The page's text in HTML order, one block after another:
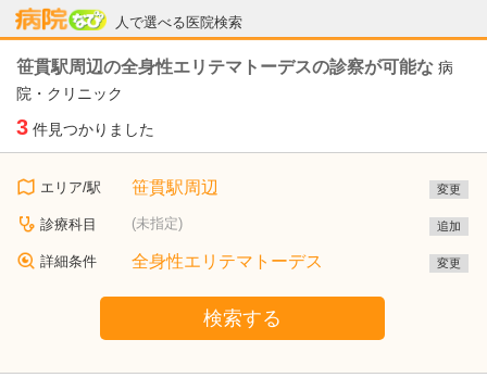
人で選べる医院検索
病院なび
笹貫駅周辺の全身性エリテマトーデスの診察が可能な 病
院・クリニック
3 件見つかりました
エリア/駅 笹貫駅周辺 変更
診療科目 (未指定) 追加
詳細条件 全身性エリテマトーデス 変更
検索する